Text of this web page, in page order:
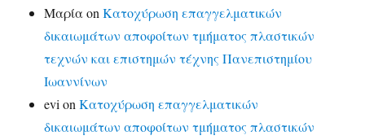
ΜαρίαonΚατοχύρωση επαγγελματικών
δικαιωμάτων αποφοίτων τμήματος πλαστικών
τεχνών και επιστημών τέχνης Πανεπιστημίου
Ιωαννίνων
evi onΚατοχύρωση επαγγελματικών
δικαιωμάτων αποφοίτων τμήματος πλαστικών